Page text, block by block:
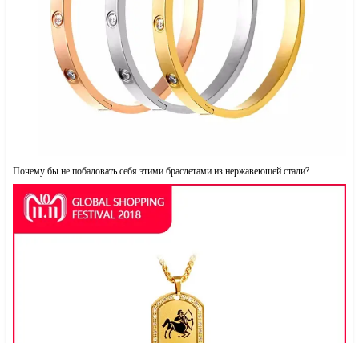
Почему бы не побаловать себя этими браслетами из нержавеющей стали?